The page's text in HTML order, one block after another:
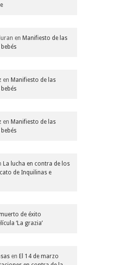
en Manifiesto de las
en Manifiesto de las
en Manifiesto de las
La lucha en contra de los
de Inquilinas e
de éxito
‘La grazia’
en El 14 de marzo